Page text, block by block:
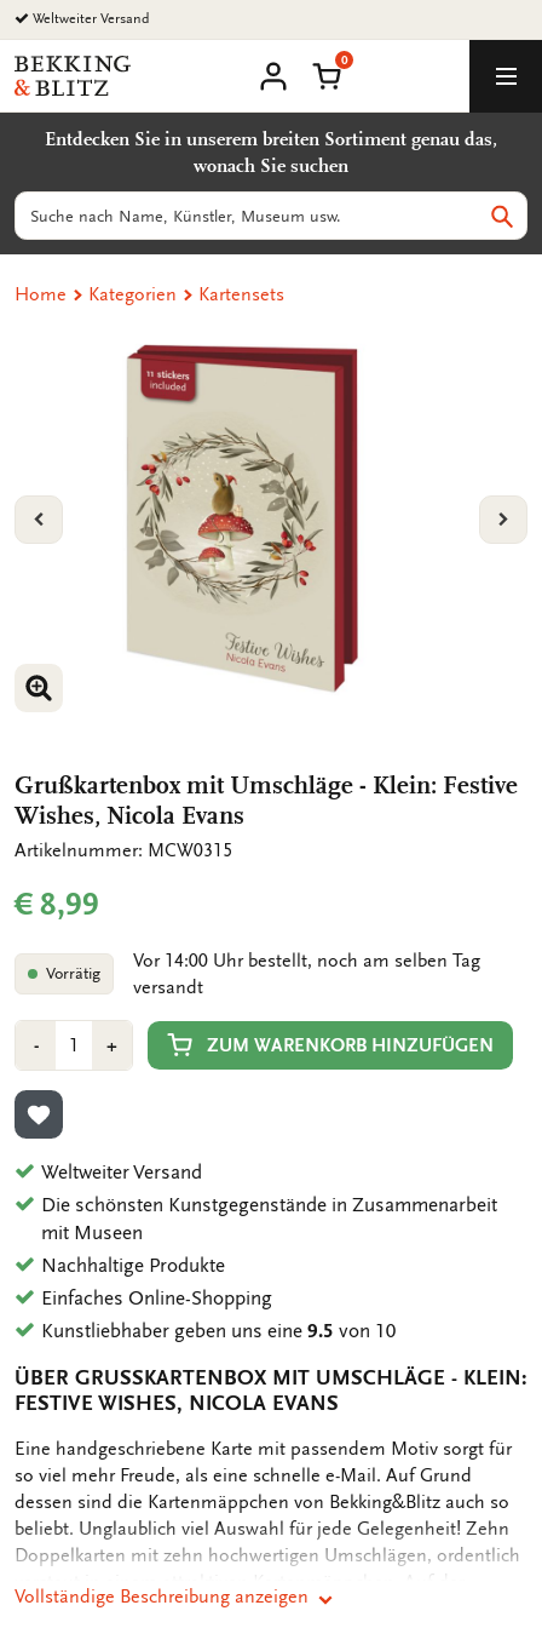
Zurück
zum
Inhalt
Weltweiter Versand
Bekking
&
Uitgevers
Warenkorb
0
Entdecken Sie in unserem breiten Sortiment genau das,
wonach Sie suchen
Suchen
Home Kategorien Kartensets
VORIGE
BILD VERGRÖSSERN
BILD VERGRÖSSERN
Grußkartenbox mit Umschläge - Klein: Festive
Wishes, Nicola Evans
Artikelnummer: MCW0315
€ 8,99
Vorrätig
Vor 14:00 Uhr bestellt, noch am selben Tag
versandt
-Min
1
Anzahl
+Plus
1
ZUM WARENKORB HINZUFÜGEN
ZUR WUNSCHLISTE HINZUFÜGEN
Weltweiter Versand
Die schönsten Kunstgegenstände in Zusammenarbeit
mit Museen
Nachhaltige Produkte
Einfaches Online-Shopping
Kunstliebhaber geben uns eine9.5 von 10
ÜBER GRUSSKARTENBOX MIT UMSCHLÄGE - KLEIN: F
ESTIVE WISHES, NICOLA EVANS
OMSCHRIJVING
Eine handgeschriebene Karte mit passendem Motiv sorgt für
so viel mehr Freude, als eine schnelle e-Mail. Auf Grund
dessen sind die Kartenmäppchen von Bekking&Blitz auch so
beliebt. Unglaublich viel Auswahl für jede Gelegenheit! Zehn
Doppelkarten mit zehn hochwertigen Umschlägen, ordentlich
verstaut in einem attraktiven Kartenmäppchen. Auf der
Rückseite des Mäppchens sind die verschiedenen Motive
Vollständige Beschreibung anzeigen